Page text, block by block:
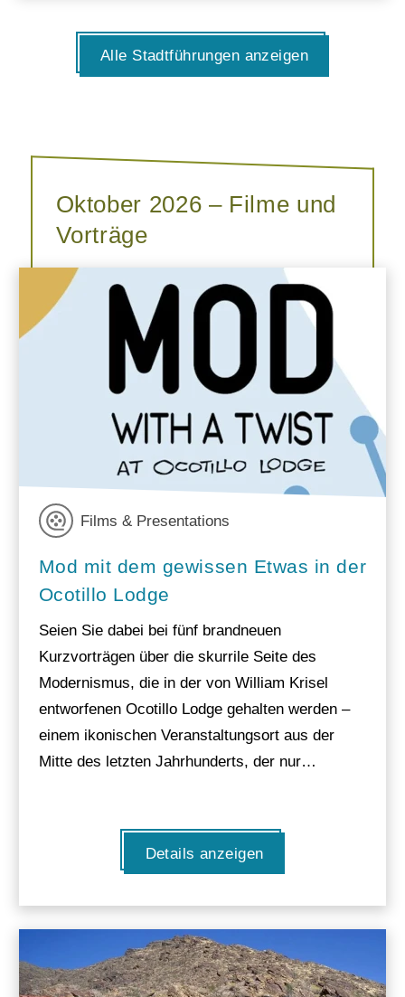
Alle Stadtführungen anzeigen
Oktober 2026 – Filme und
Vorträge
Films & Presentations
Mod mit dem gewissen Etwas in der
Ocotillo Lodge
Seien Sie dabei bei fünf brandneuen
Kurzvorträgen über die skurrile Seite des
Modernismus, die in der von William Krisel
entworfenen Ocotillo Lodge gehalten werden –
einem ikonischen Veranstaltungsort aus der
Mitte des letzten Jahrhunderts, der nur…
Details anzeigen